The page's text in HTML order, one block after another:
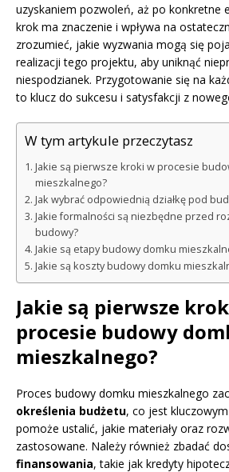
uzyskaniem pozwoleń, aż po konkretne
krok ma znaczenie i wpływa na
zrozumieć, jakie wyzwania mogą się
realizacji tego projektu, aby uniknąć
niespodzianek. Przygotowanie się na
to klucz do sukcesu i satysfakcji z
W tym artykule przeczytasz
Jakie są pierwsze kroki w procesie
mieszkalnego?
Jak wybrać odpowiednią działkę pod
Jakie formalności są niezbędne przed
budowy?
Jakie są etapy budowy domku
Jakie są koszty budowy domku
Jakie są pierwsze
procesie budowy
mieszkalnego?
Proces budowy domku mieszkalnego
określenia budżetu, co jest
pomoże ustalić, jakie materiały oraz
zastosowane. Należy również zbadać
finansowania, takie jak kredyty